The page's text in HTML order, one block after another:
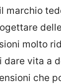
marchio
molto
dare vita a
che